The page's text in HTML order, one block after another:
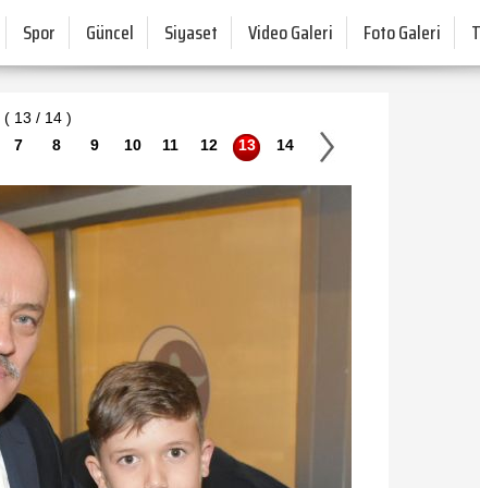
Spor Güncel Siyaset Video Galeri Foto Galeri
( 13 / 14 )
7 8 9 10 11 12 13 14